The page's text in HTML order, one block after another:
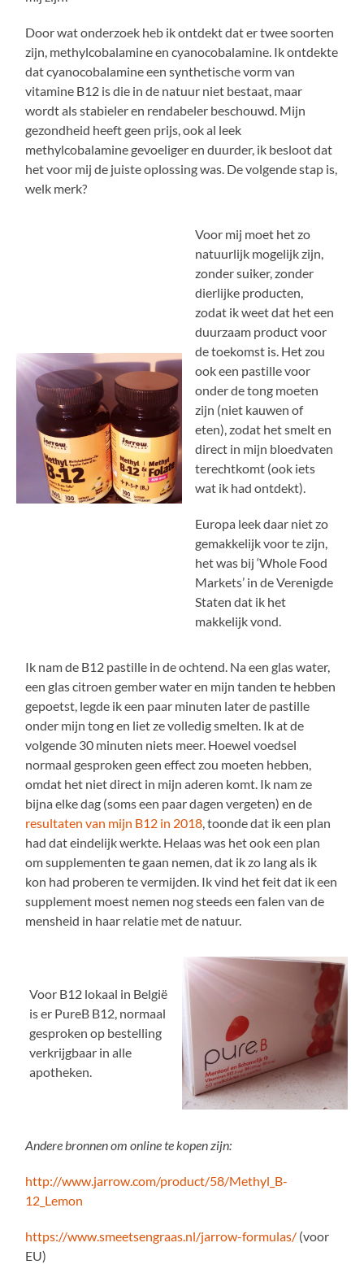
Door wat onderzoek heb ik ontdekt dat er twee soorten
zijn, methylcobalamine en cyanocobalamine. Ik ontdekte
dat cyanocobalamine een synthetische vorm van
vitamine B12 is die in de natuur niet bestaat, maar
wordt als stabieler en rendabeler beschouwd. Mijn
gezondheid heeft geen prijs, ook al leek
methylcobalamine gevoeliger en duurder, ik besloot dat
het voor mij de juiste oplossing was. De volgende stap is,
welk merk?
Voor mij moet het zo
natuurlijk mogelijk zijn,
zonder suiker, zonder
dierlijke producten,
zodat ik weet dat het een
duurzaam product voor
de toekomst is. Het zou
ook een pastille voor
onder de tong moeten
zijn (niet kauwen of
eten), zodat het smelt en
direct in mijn bloedvaten
terechtkomt (ook iets
wat ik had ontdekt).
Europa leek daar niet zo
gemakkelijk voor te zijn,
het was bij ‘Whole Food
Markets’ in de Verenigde
Staten dat ik het
makkelijk vond.
Ik nam de B12 pastille in de ochtend. Na een glas water,
een glas citroen gember water en mijn tanden te hebben
gepoetst, legde ik een paar minuten later de pastille
onder mijn tong en liet ze volledig smelten. Ik at de
volgende 30 minuten niets meer. Hoewel voedsel
normaal gesproken geen effect zou moeten hebben,
omdat het niet direct in mijn aderen komt. Ik nam ze
bijna elke dag (soms een paar dagen vergeten) en de
resultaten van mijn B12 in 2018, toonde dat ik een plan
had dat eindelijk werkte. Helaas was het ook een plan
om supplementen te gaan nemen, dat ik zo lang als ik
kon had proberen te vermijden. Ik vind het feit dat ik een
supplement moest nemen nog steeds een falen van de
mensheid in haar relatie met de natuur.
Voor B12 lokaal in België
is er PureB B12, normaal
gesproken op bestelling
verkrijgbaar in alle
apotheken.
Andere bronnen om online te kopen zijn:
http://www.jarrow.com/product/58/Methyl_B-
12_Lemon
https://www.smeetsengraas.nl/jarrow-formulas/ (voor
EU)